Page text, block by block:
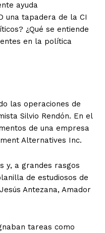
ayuda
una tapadera de la CI
¿Qué se entiende
en la política
las operaciones de
Silvio Rendón. En el
de una empresa
Alternatives Inc.
y, a grandes rasgos
de estudiosos de
Antezana, Amador
tareas como